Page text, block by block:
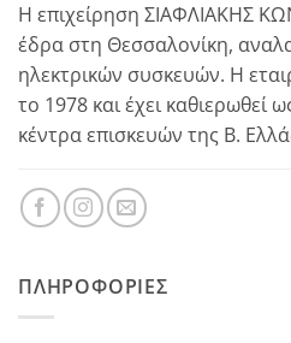
Η επιχείρηση ΣΙΑΦΛΙΑΚΗΣ
έδρα στη Θεσσαλονίκη,
ηλεκτρικών συσκευών. Η
το 1978 και έχει καθιερωθεί
κέντρα επισκευών της Β.
ΠΛΗΡΟΦΟΡΊΕΣ